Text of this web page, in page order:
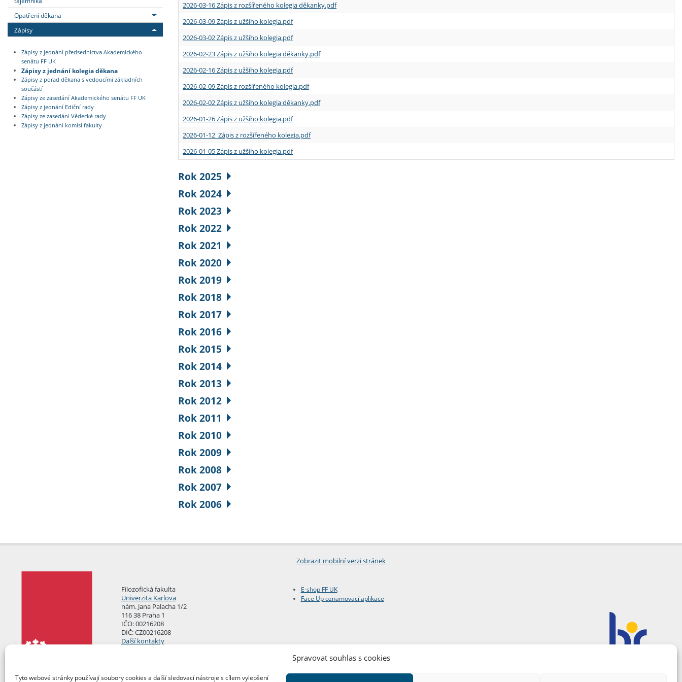
Spravovat souhlas s cookies
Tyto webové stránky používají soubory cookies a další sledovací nástroje s cílem vylepšení
Opatření děkana
Zápisy
Zápisy z jednání předsednictva Akademického
senátu FF UK
Zápisy z jednání kolegia děkana
Zápisy z porad děkana s vedoucími základních
součástí
Zápisy ze zasedání Akademického senátu FF UK
Zápisy z jednání Ediční rady
Zápisy ze zasedání Vědecké rady
Zápisy z jednání komisí fakulty
2026-03-16 Zápis z rozšířeného kolegia děkanky.pdf
2026-03-09 Zápis z užšího kolegia.pdf
2026-03-02 Zápis z užšího kolegia.pdf
2026-02-23 Zápis z užšího kolegia děkanky.pdf
2026-02-16 Zápis z užšího kolegia.pdf
2026-02-09 Zápis z rozšířeného kolegia.pdf
2026-02-02 Zápis z užšího kolegia děkanky.pdf
2026-01-26 Zápis z užšího kolegia.pdf
2026-01-12 Zápis z rozšířeného kolegia.pdf
2026-01-05 Zápis z užšího kolegia.pdf
Rok 2025
Rok 2024
Rok 2023
Rok 2022
Rok 2021
Rok 2020
Rok 2019
Rok 2018
Rok 2017
Rok 2016
Rok 2015
Rok 2014
Rok 2013
Rok 2012
Rok 2011
Rok 2010
Rok 2009
Rok 2008
Rok 2007
Rok 2006
Zobrazit mobilní verzi stránek
Filozofická fakulta
Univerzita Karlova
nám. Jana Palacha 1/2
116 38 Praha 1
IČO: 00216208
DIČ: CZ00216208
Další kontakty
E-shop FF UK
Face Up oznamovací aplikace